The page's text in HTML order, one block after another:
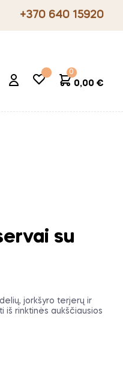
+370 640 15920
0
0,00 €
su
jorkšyro terjerų ir
iš rinktinės aukščiausios